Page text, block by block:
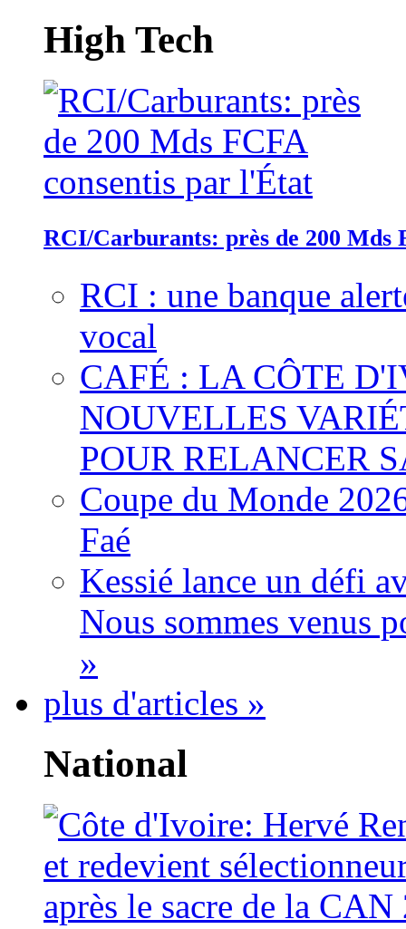
High Tech
RCI/Carburants: près de 200 Mds
RCI : une banque
vocal
CAFÉ : LA CÔTE
NOUVELLES
POUR RELANCER
Coupe du Monde
Faé
Kessié lance un défi
Nous sommes venus
»
plus d'articles »
National